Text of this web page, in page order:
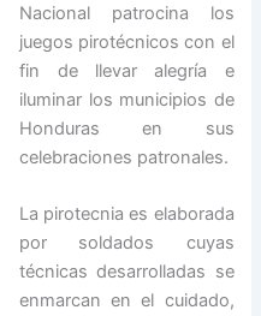
Nacional patrocina los
juegos pirotécnicos con el
fin de llevar alegría e
iluminar los municipios de
Honduras en sus
celebraciones patronales.
La pirotecnia es elaborada
por soldados cuyas
técnicas desarrolladas se
enmarcan en el cuidado,